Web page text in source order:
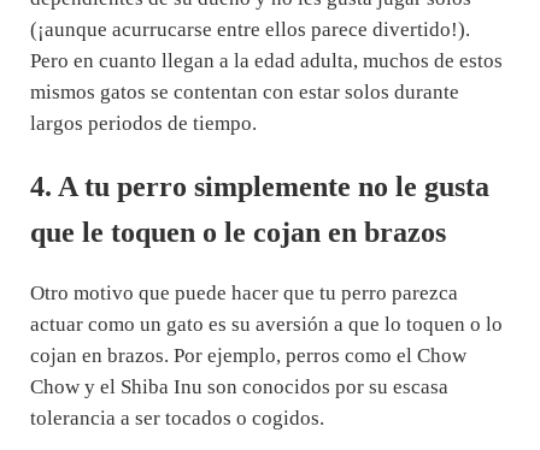
(¡aunque acurrucarse entre ellos parece divertido!).
Pero en cuanto llegan a la edad adulta, muchos de estos
mismos gatos se contentan con estar solos durante
largos periodos de tiempo.
4. A tu perro simplemente no le gusta
que le toquen o le cojan en brazos
Otro motivo que puede hacer que tu perro parezca
actuar como un gato es su aversión a que lo toquen o lo
cojan en brazos. Por ejemplo, perros como el Chow
Chow y el Shiba Inu son conocidos por su escasa
tolerancia a ser tocados o cogidos.